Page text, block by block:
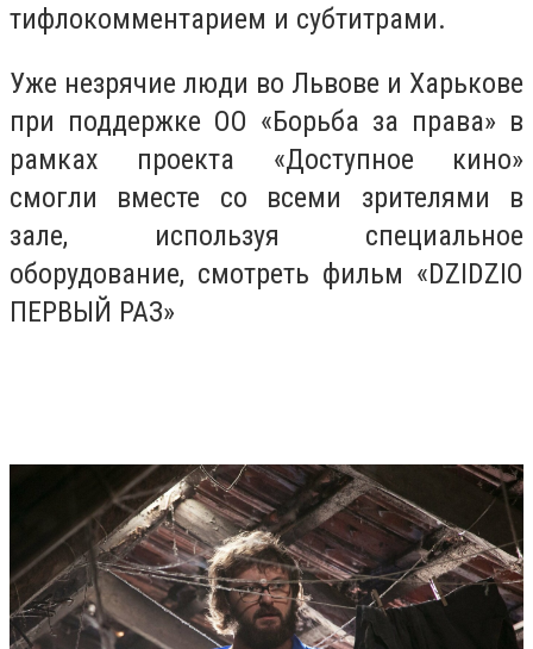
тифлокомментарием и субтитрами.
Уже незрячие люди во Львове и Харькове
при поддержке ОО «Борьба за права» в
рамках проекта «Доступное кино»
смогли вместе со всеми зрителями в
зале, используя специальное
оборудование, смотреть фильм «DZIDZIO
ПЕРВЫЙ РАЗ»